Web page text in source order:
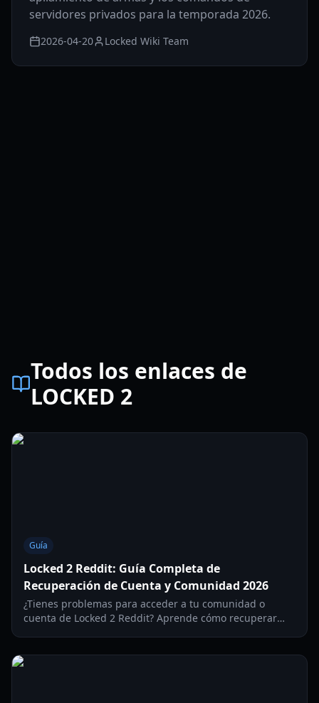
servidores privados para la temporada 2026.
2026-04-20 Locked Wiki Team
Todos los enlaces de
LOCKED 2
Guía
Locked 2 Reddit: Guía Completa de
Recuperación de Cuenta y Comunidad 2026
¿Tienes problemas para acceder a tu comunidad o
cuenta de Locked 2 Reddit? Aprende cómo recuperar